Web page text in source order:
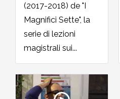
(2017-2018) de "I
Magnifici Sette", la
serie di lezioni
magistrali sui...
2003-2004
2002-2003
2001-2002